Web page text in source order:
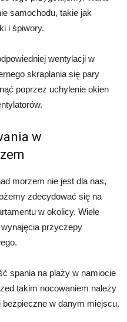
samochodu, takie jak
i śpiwory.
wentylacji w
skraplania się pary
poprzez uchylenie okien
w
morzem nie jest dla nas,
zdecydować się na
w okolicy. Wiele
przyczepy
spania na plaży w namiocie
takim nocowaniem należy
w danym miejscu.